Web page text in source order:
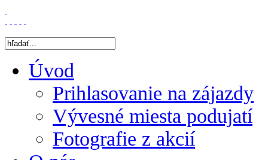
Úvod
Prihlasovanie na zájazdy
Vývesné miesta podujatí
Fotografie z akcií